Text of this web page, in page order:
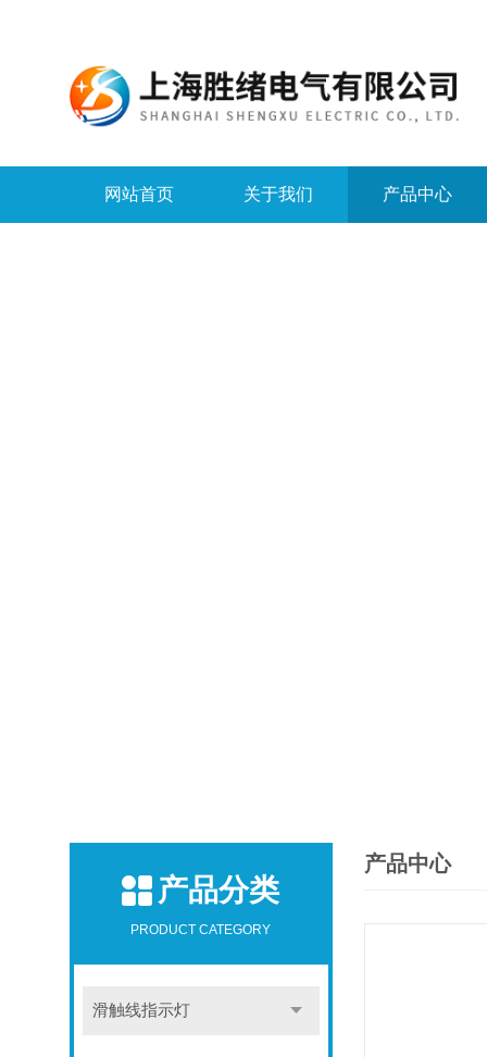
网站首页 关于我们 产品中心
产品分类
PRODUCT CATEGORY
滑触线指示灯
产品中心